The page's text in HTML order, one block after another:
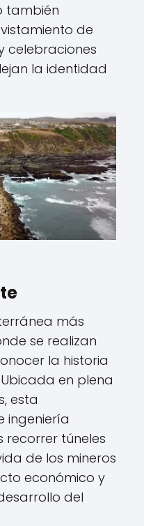
también
de
celebraciones
la identidad
más
se realizan
la historia
en plena
esta
ingeniería
recorrer túneles
de los mineros
económico y
del